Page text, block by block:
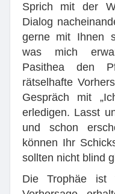
Sprich mit der
Dialog
gerne mit Ihnen
was mich
Pasithea den
rätselhafte
Gespräch mit
erledigen. Lasst
und schon
können Ihr
sollten nicht blind
Die Trophäe ist